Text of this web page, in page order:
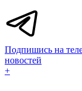
Подпишись на
новостей
+